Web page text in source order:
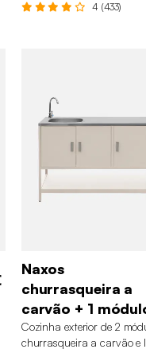
4 (433)
Naxos
churrasqueira a
carvão + 1
Cozinha exterior de 2
churrasqueira a carvão e